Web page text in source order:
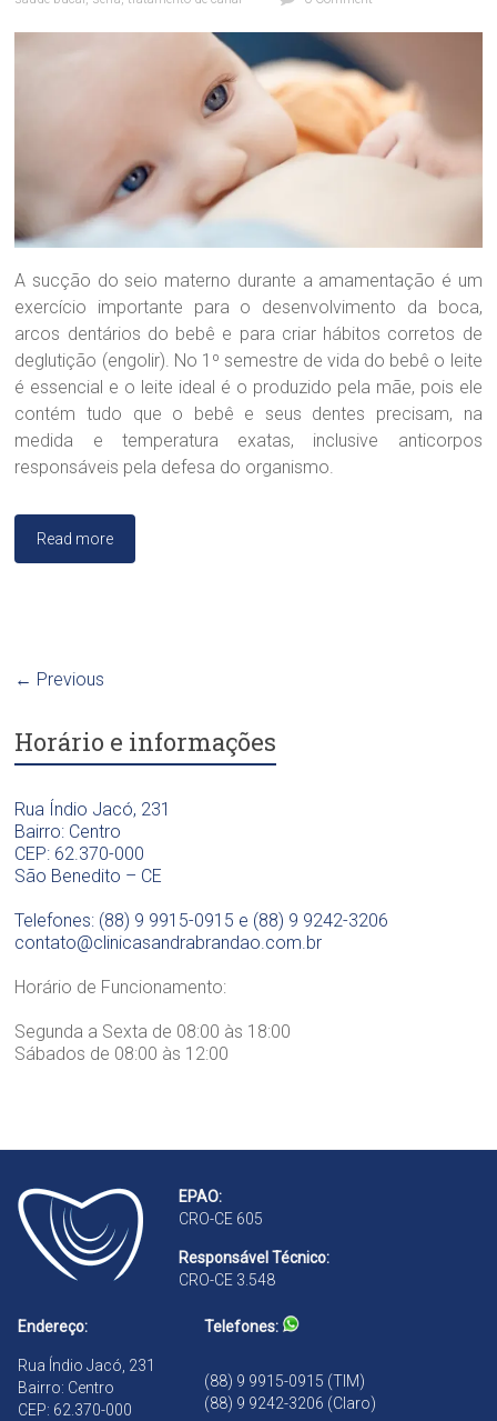
a
O
i
c
a
r
a
.
S
a
d
r
B
a
A sucção do seio materno durante a amamentação é um
exercício importante para o desenvolvimento da boca,
arcos dentários do bebê e para criar hábitos corretos de
deglutição (engolir). No 1º semestre de vida do bebê o leite
é essencial e o leite ideal é o produzido pela mãe, pois ele
contém tudo que o bebê e seus dentes precisam, na
medida e temperatura exatas, inclusive anticorpos
responsáveis pela defesa do organismo.
Read more
← Previous
Horário e informações
Rua Índio Jacó, 231
Bairro: Centro
CEP: 62.370-000
São Benedito – CE
Telefones: (88) 9 9915-0915 e (88) 9 9242-3206
contato@clinicasandrabrandao.com.br
Horário de Funcionamento:
Segunda a Sexta de 08:00 às 18:00
Sábados de 08:00 às 12:00
EPAO:
CRO-CE 605
Responsável Técnico:
CRO-CE 3.548
Endereço:
Rua Índio Jacó, 231
Bairro: Centro
CEP: 62.370-000
Telefones:
(88) 9 9915-0915 (TIM)
(88) 9 9242-3206 (Claro)